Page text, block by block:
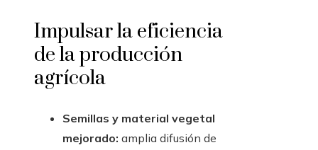
Impulsar la eficiencia
de la producción
agrícola
Semillas y material vegetal
mejorado: amplia difusión de